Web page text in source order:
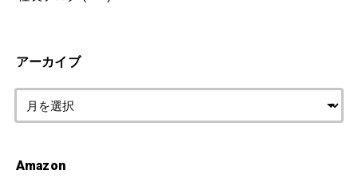
アーカイブ
Amazon